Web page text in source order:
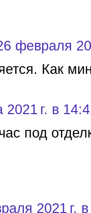
февраля
Как
2021 г. в
под
2021 г.